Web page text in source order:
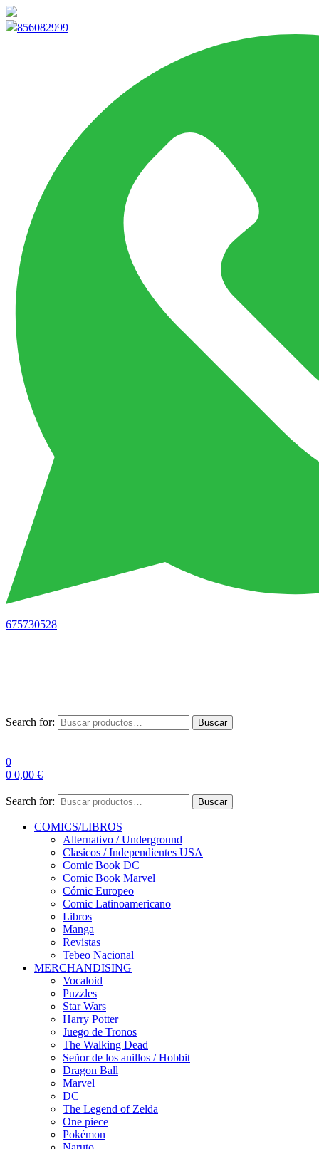
856082999
675730528
Search for: Buscar
0
0 0,00 €
Search for: Buscar
COMICS/LIBROS
Alternativo / Underground
Clasicos / Independientes USA
Comic Book DC
Comic Book Marvel
Cómic Europeo
Comic Latinoamericano
Libros
Manga
Revistas
Tebeo Nacional
MERCHANDISING
Vocaloid
Puzzles
Star Wars
Harry Potter
Juego de Tronos
The Walking Dead
Señor de los anillos / Hobbit
Dragon Ball
Marvel
DC
The Legend of Zelda
One piece
Pokémon